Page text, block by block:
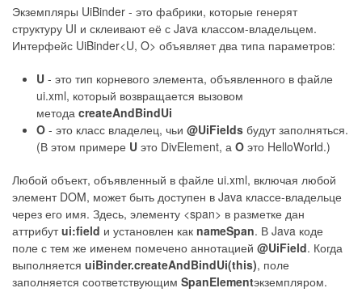
Экземпляры UiBinder - это фабрики, которые генерят
структуру UI и склеивают её с Java классом-владельцем.
Интерфейс UiBinder<U, O> объявляет два типа параметров:
U - это тип корневого элемента, объявленного в файле
ui.xml, который возвращается вызовом
метода createAndBindUi
O - это класс владелец, чьи @UiFields будут заполняться.
(В этом примере U это DivElement, а O это HelloWorld.)
Любой объект, объявленный в файле ui.xml, включая любой
элемент DOM, может быть доступен в Java классе-владельце
через его имя. Здесь, элементу <span> в разметке дан
аттрибутui:field и установлен как nameSpan. В Java коде
поле с тем же именем помечено аннотацией @UiField. Когда
выполняется uiBinder.createAndBindUi(this), поле
заполняется соответствующим SpanElementэкземпляром.